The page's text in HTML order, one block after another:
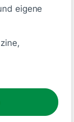
eigene